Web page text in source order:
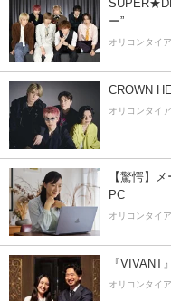
ー”
オリコンタイ
CROWN
オリコンタイ
【驚愕】
PC
オリコンタイ
『
オリコンタイ